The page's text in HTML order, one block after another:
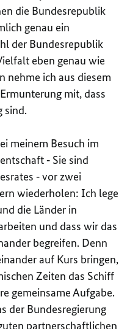
die Bundesrepublik
genau ein
der Bundesrepublik
eben genau wie
nehme ich aus diesem
mit, dass
sind.
meinem Besuch im
‑ Sie sind
‑ vor zwei
wiederholen: Ich lege
die Länder in
und dass wir das
begreifen. Denn
auf Kurs bringen,
Zeiten das Schiff
gemeinsame Aufgabe.
der Bundesregierung
partnerschaftlichen